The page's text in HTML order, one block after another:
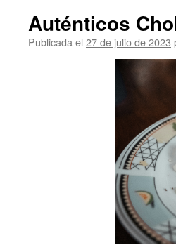
Auténticos
Publicada el 27 de julio de 2023